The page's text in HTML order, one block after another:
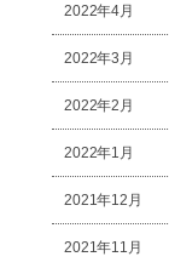
2022年4月
2022年3月
2022年2月
2022年1月
2021年12月
2021年11月